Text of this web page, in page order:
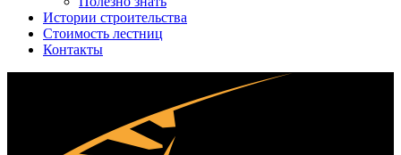
Истории строительства
Стоимость лестниц
Контакты